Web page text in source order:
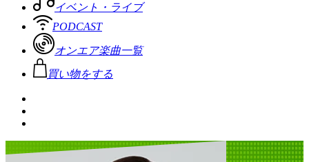
イベント・ライブ
PODCAST
オンエア楽曲一覧
買い物をする